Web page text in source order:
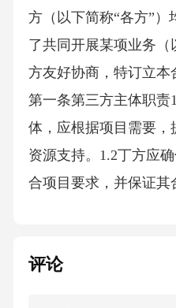
方（以下简称“各方”
了共同开展某项业务（
方友好协商，特订立本
第一条第三方主体职责
体，应根据项目需要
资源支持。1.2丁方应
合项目要求，并保证其
方作为项目的主导方，
评论